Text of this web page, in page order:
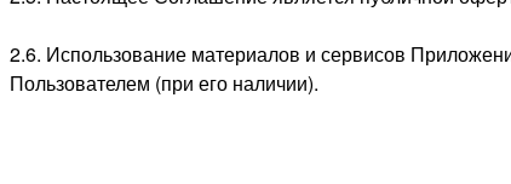
2.6. Использование материалов и сервисов
Пользователем (при его наличии).